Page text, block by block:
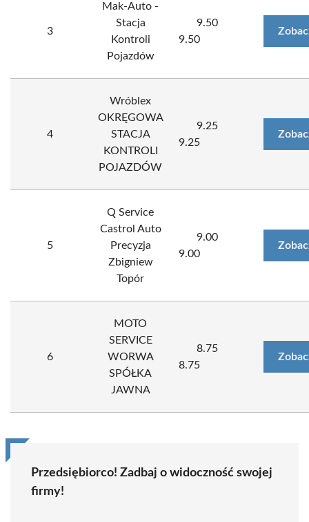
3
Mak-Auto -
Stacja
Kontroli
Pojazdów
9.50
9.50
4
Wróblex
OKRĘGOWA
STACJA
KONTROLI
POJAZDÓW
9.25
9.25
5
Q Service
Castrol Auto
Precyzja
Zbigniew
Topór
9.00
9.00
6
MOTO
SERVICE
WORWA
SPÓŁKA
JAWNA
8.75
8.75
Przedsiębiorco! Zadbaj o widoczność swojej
firmy!